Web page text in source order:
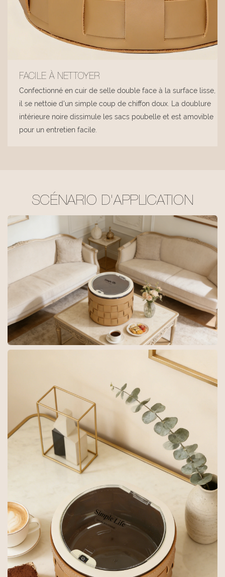
FACILE À NETTOYER
Confectionné en cuir de selle double face à la surface lisse,
il se nettoie d'un simple coup de chiffon doux. La doublure
intérieure noire dissimule les sacs poubelle et est amovible
pour un entretien facile.
SCÉNARIO D'APPLICATION